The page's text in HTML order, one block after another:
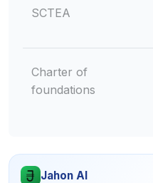
SCTEA
Charter of
foundations
Jahon AI